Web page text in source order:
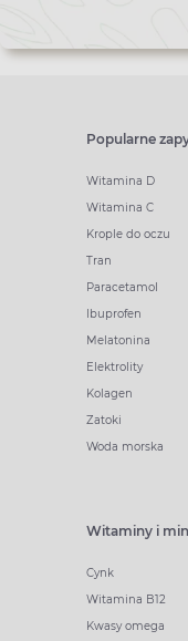
Popularne
Witamina D
Witamina C
Krople do oczu
Tran
Paracetamol
Ibuprofen
Melatonina
Elektrolity
Kolagen
Zatoki
Woda morska
Witaminy i
Cynk
Witamina B12
Kwasy omega